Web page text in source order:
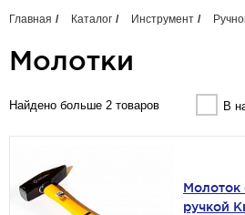
Главная Каталог Инструмент
Молотки
Найдено больше 2 товаров В
Молоток
ручкой